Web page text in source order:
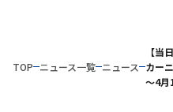
TOP ニュース一覧 ニュース
【当
カー
～4月